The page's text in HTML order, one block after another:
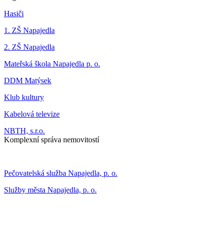
Hasiči
1. ZŠ Napajedla
2. ZŠ Napajedla
Mateřská škola Napajedla p. o.
DDM Matýsek
Klub kultury
Kabelová televize
NBTH, s.r.o.
Komplexní správa nemovitostí
Pečovatelská služba Napajedla, p. o.
Služby města Napajedla, p. o.